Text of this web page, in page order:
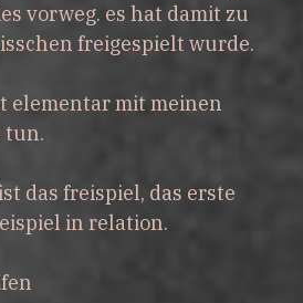
vorweg. es hat damit zu
freigespielt wurde.
elementar mit meinen
tun.
das freispiel, das erste
in relation.